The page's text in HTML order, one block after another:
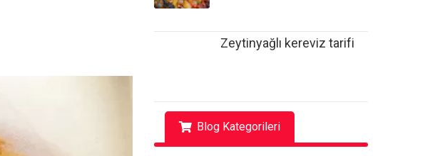
Zeytinyağlı kereviz tarifi
Blog Kategorileri